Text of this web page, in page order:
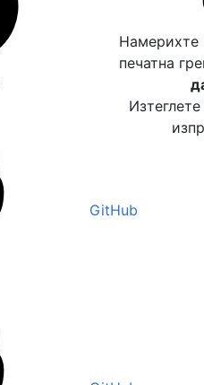
Намерихте
печатна
GitHub